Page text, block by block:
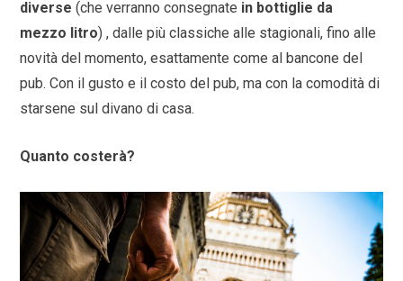
diverse (che verranno consegnate in bottiglie da
mezzo litro) , dalle più classiche alle stagionali, fino alle
novità del momento, esattamente come al bancone del
pub. Con il gusto e il costo del pub, ma con la comodità di
starsene sul divano di casa.
Quanto costerà?